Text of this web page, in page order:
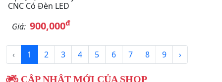
CNC Có Đèn LED
Giá: 900,000đ
‹ 1 2 3 4 5 6 7 8 9 ›
CẬP NHẬT MỚI CỦA SHOP